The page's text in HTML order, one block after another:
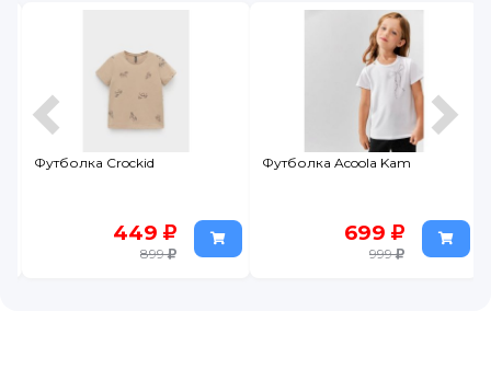
Футболка Crockid
449
899
Футболка Acoola Kam
699
999